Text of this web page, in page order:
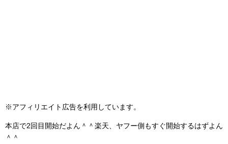
※アフィリエイト広告を利用しています。
本店で2回目開始だよん＾＾楽天、ヤフー側もすぐ開始するはずよん
＾＾